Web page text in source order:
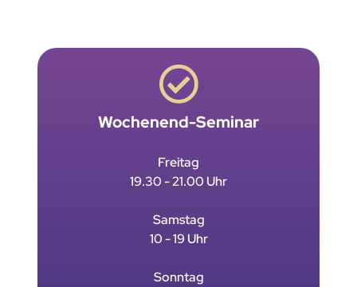
Wochenend-Seminar
Freitag
19.30 - 21.00 Uhr
Samstag
10 - 19 Uhr
Sonntag